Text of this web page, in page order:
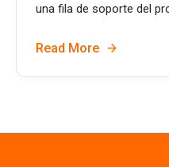
una fila de soporte del
Read More